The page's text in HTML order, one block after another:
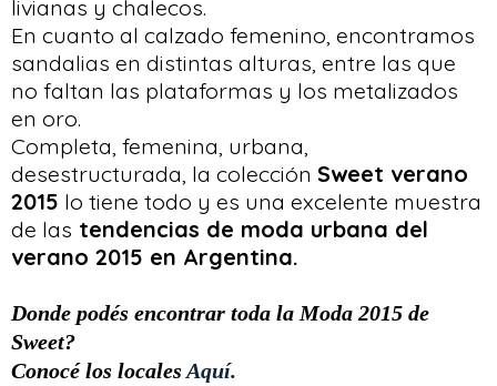
livianas y chalecos.
En cuanto al calzado femenino, encontramos
sandalias en distintas alturas, entre las que
no faltan las plataformas y los metalizados
en oro.
Completa, femenina, urbana,
desestructurada, la colección Sweet verano
2015 lo tiene todo y es una excelente muestra
de las tendencias de moda urbana del
verano 2015 en Argentina.
Donde podés encontrar toda la Moda 2015 de
Sweet?
Conocé los locales Aquí.